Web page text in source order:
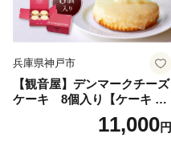
兵庫県神戸市
【観音屋】デンマークチーズ
ケーキ 8個入り【ケーキ チ
ーズケーキ 人気スイーツ お
すすめスイーツ 神戸スイー
11,000円